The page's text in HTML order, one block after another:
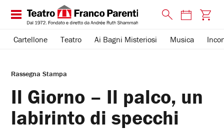
Cartellone Teatro Ai Bagni Misteriosi Musica
Rassegna Stampa
Il Giorno – Il palco, un
labirinto di specchi